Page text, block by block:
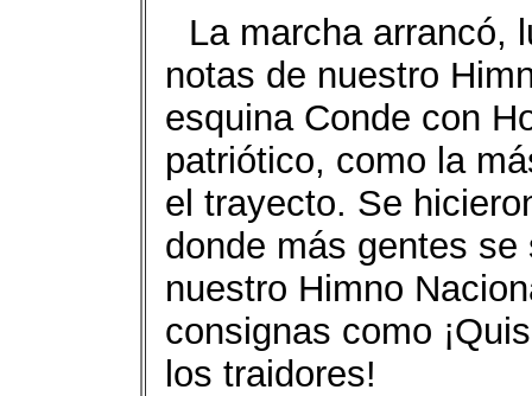
La marcha arrancó,
notas de nuestro
esquina Conde con
patriótico, como la
el trayecto. Se
donde más gentes
nuestro Himno
consignas como
los traidores!